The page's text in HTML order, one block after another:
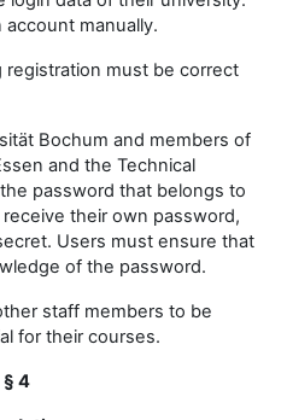
account manually.
registration must be correct
Bochum and members of
and the Technical
password that belongs to
their own password,
Users must ensure that
of the password.
staff members to be
for their courses.
§ 4